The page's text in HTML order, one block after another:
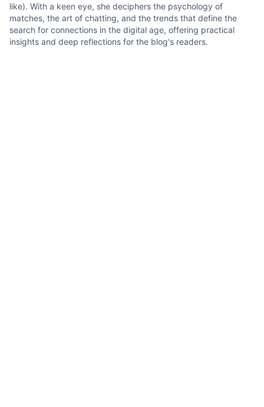
like). With a keen eye, she deciphers the psychology of
matches, the art of chatting, and the trends that define the
search for connections in the digital age, offering practical
insights and deep reflections for the blog's readers.